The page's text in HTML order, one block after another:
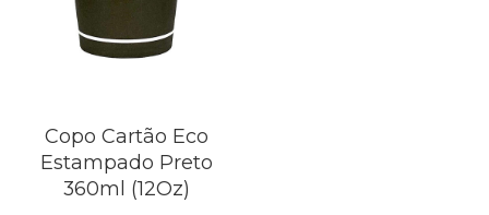
Copo Cartão Eco
Estampado Preto
360ml (12Oz)